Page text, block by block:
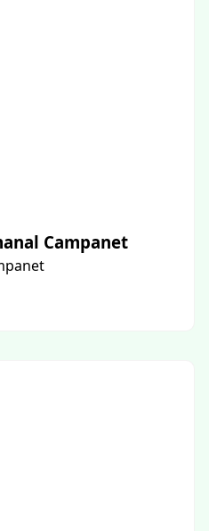
Campanet